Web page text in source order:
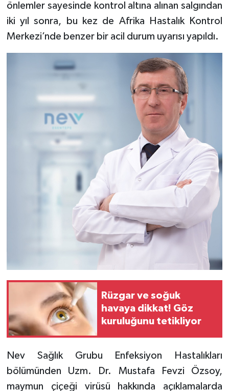
önlemler sayesinde kontrol altına alınan salgından
iki yıl sonra, bu kez de Afrika Hastalık Kontrol
Merkezi’nde benzer bir acil durum uyarısı yapıldı.
Rüzgar ve soğuk
havaya dikkat! Göz
kuruluğunu tetikliyor
Nev Sağlık Grubu Enfeksiyon Hastalıkları
bölümünden Uzm. Dr. Mustafa Fevzi Özsoy,
maymun çiçeği virüsü hakkında açıklamalarda